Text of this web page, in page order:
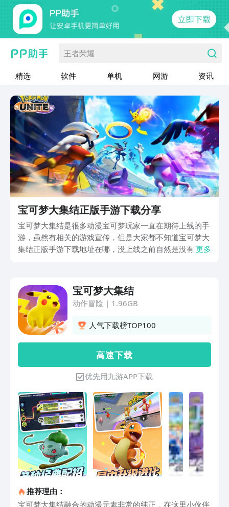
王者荣耀
精选 软件 单机 网游 资讯
宝可梦大集结正版手游下载分享
宝可梦大集结是很多动漫宝可梦玩家一直在期待上线的手
游，虽然有相关的游戏宣传，但是大家都不知道宝可梦大
集结正版手游下载地址在哪，没上线之前自然是没有下载
去下。
更多
宝可梦大集结
动作冒险 | 1.96GB
人气下载榜TOP100
高 速 下 载
优先用九游APP下载
推荐理由：
宝可梦大集结融合的动漫元素非常的纯正，在这里小伙伴